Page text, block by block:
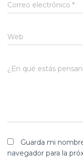
Correo electrónico *
Web
¿En qué estás
Guarda mi
navegador para la